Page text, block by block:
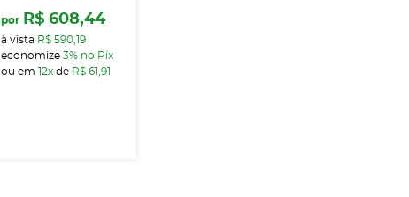
por R$ 608,44
à vista R$ 590,19
economize3% no Pix
ou em
12x de R$ 61,91